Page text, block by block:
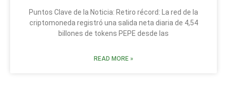
Puntos Clave de la Noticia: Retiro récord: La red de la
criptomoneda registró una salida neta diaria de 4,54
billones de tokens PEPE desde las
READ MORE »